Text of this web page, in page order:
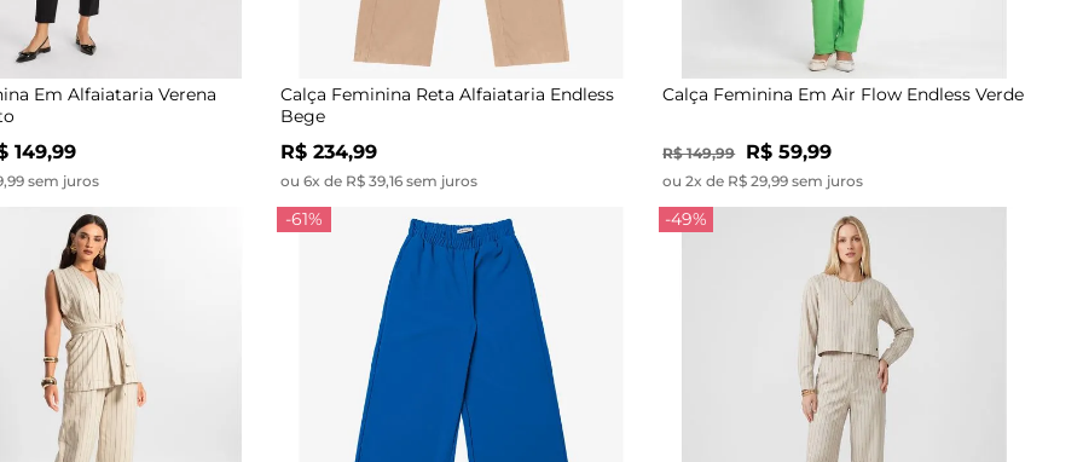
Em Alfaiataria Verena
149,99
sem juros
Calça Feminina Reta Alfaiataria Endless
Bege
R$ 234,99
ou 6x de R$ 39,16 sem juros
Calça Feminina Em Air Flow Endless Verde
R$ 149,99 R$ 59,99
ou 2x de R$ 29,99 sem juros
-61% -49%